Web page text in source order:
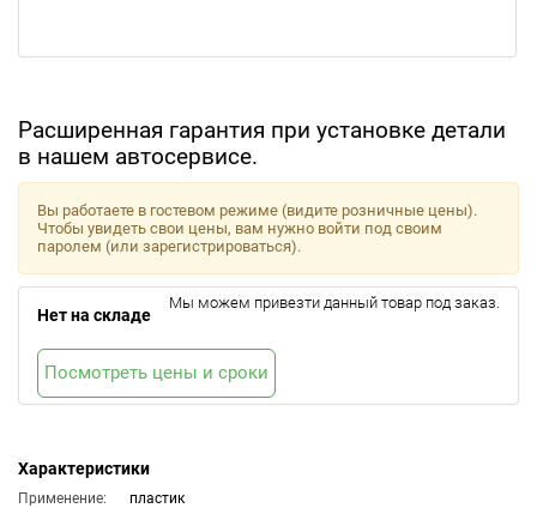
Расширенная гарантия при установке детали
в нашем автосервисе.
Характеристики
Применение:
пластик
Вы работаете в гостевом режиме (видите розничные цены).
Чтобы увидеть свои цены, вам нужно войти под своим
паролем (или зарегистрироваться).
Нет на складе
Мы можем привезти данный товар под заказ.
Посмотреть цены и сроки